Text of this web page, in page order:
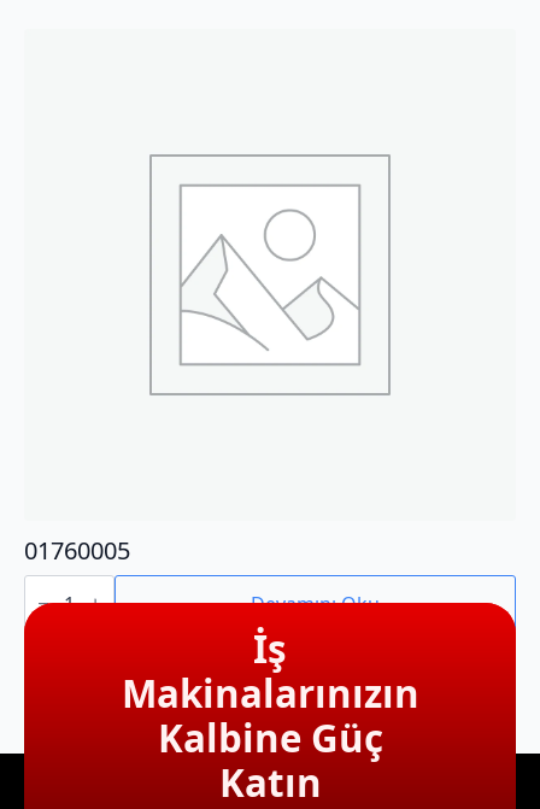
01760005
01760005
adet Devamını Oku
İş
Makinalarınızın
Kalbine Güç
Katın